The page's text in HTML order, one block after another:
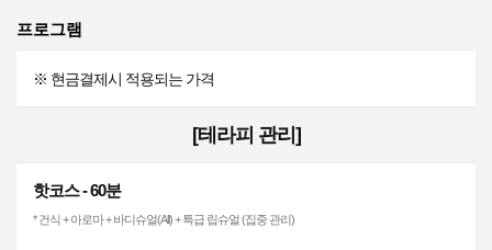
프로그램
※ 현금결제시 적용되는 가격
[테라피 관리]
핫코스 - 60분
* 건식 + 아로마 + 바디슈얼(All) + 특급 립슈얼 (집중 관리)